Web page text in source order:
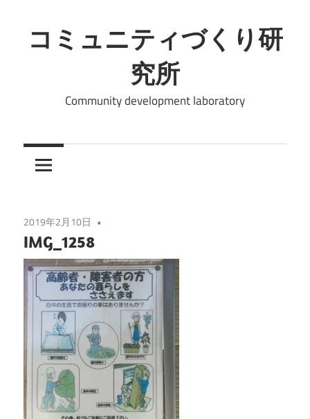
ン
テ
キ
コミュニティづくり研
究所
Community development laboratory
2019年2月10日
IMG_1258